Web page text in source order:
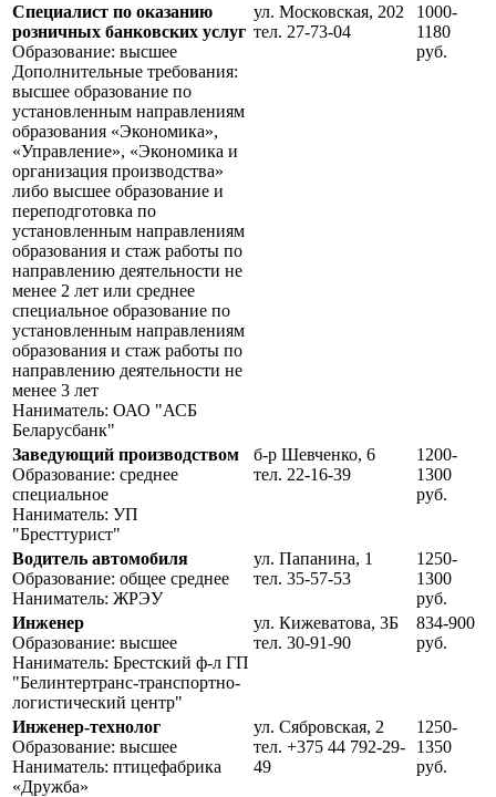
Специалист по оказанию
розничных банковских услуг
Образование: высшее
Дополнительные требования:
высшее образование по
установленным направлениям
образования «Экономика»,
«Управление», «Экономика и
организация производства»
либо высшее образование и
пере­подготовка по
установленным направлениям
образования и стаж работы по
направлению дея­тельности не
менее 2 лет или среднее
специальное образование по
установленным направлениям
образования и стаж работы по
направлению деятельности не
менее 3 лет
Наниматель: ОАО "АСБ
Беларусбанк"
ул. Московская, 202
тел. 27-73-04
1000-
1180
руб.
Заведующий производством
Образование: среднее
специальное
Наниматель: УП
"Бресттурист"
б-р Шевченко, 6
тел. 22-16-39
1200-
1300
руб.
Водитель автомобиля
Образование: общее среднее
Наниматель: ЖРЭУ
ул. Папанина, 1
тел. 35-57-53
1250-
1300
руб.
Инженер
Образование: высшее
Наниматель: Брестский ф-л ГП
"Белинтертранс-транспортно-
логистический центр"
ул. Кижеватова, 3Б
тел. 30-91-90
834-900
руб.
Инженер-технолог
Образование: высшее
Наниматель: птицефабрика
«Дружба»
ул. Сябровская, 2
тел. +375 44 792-29-
49
1250-
1350
руб.